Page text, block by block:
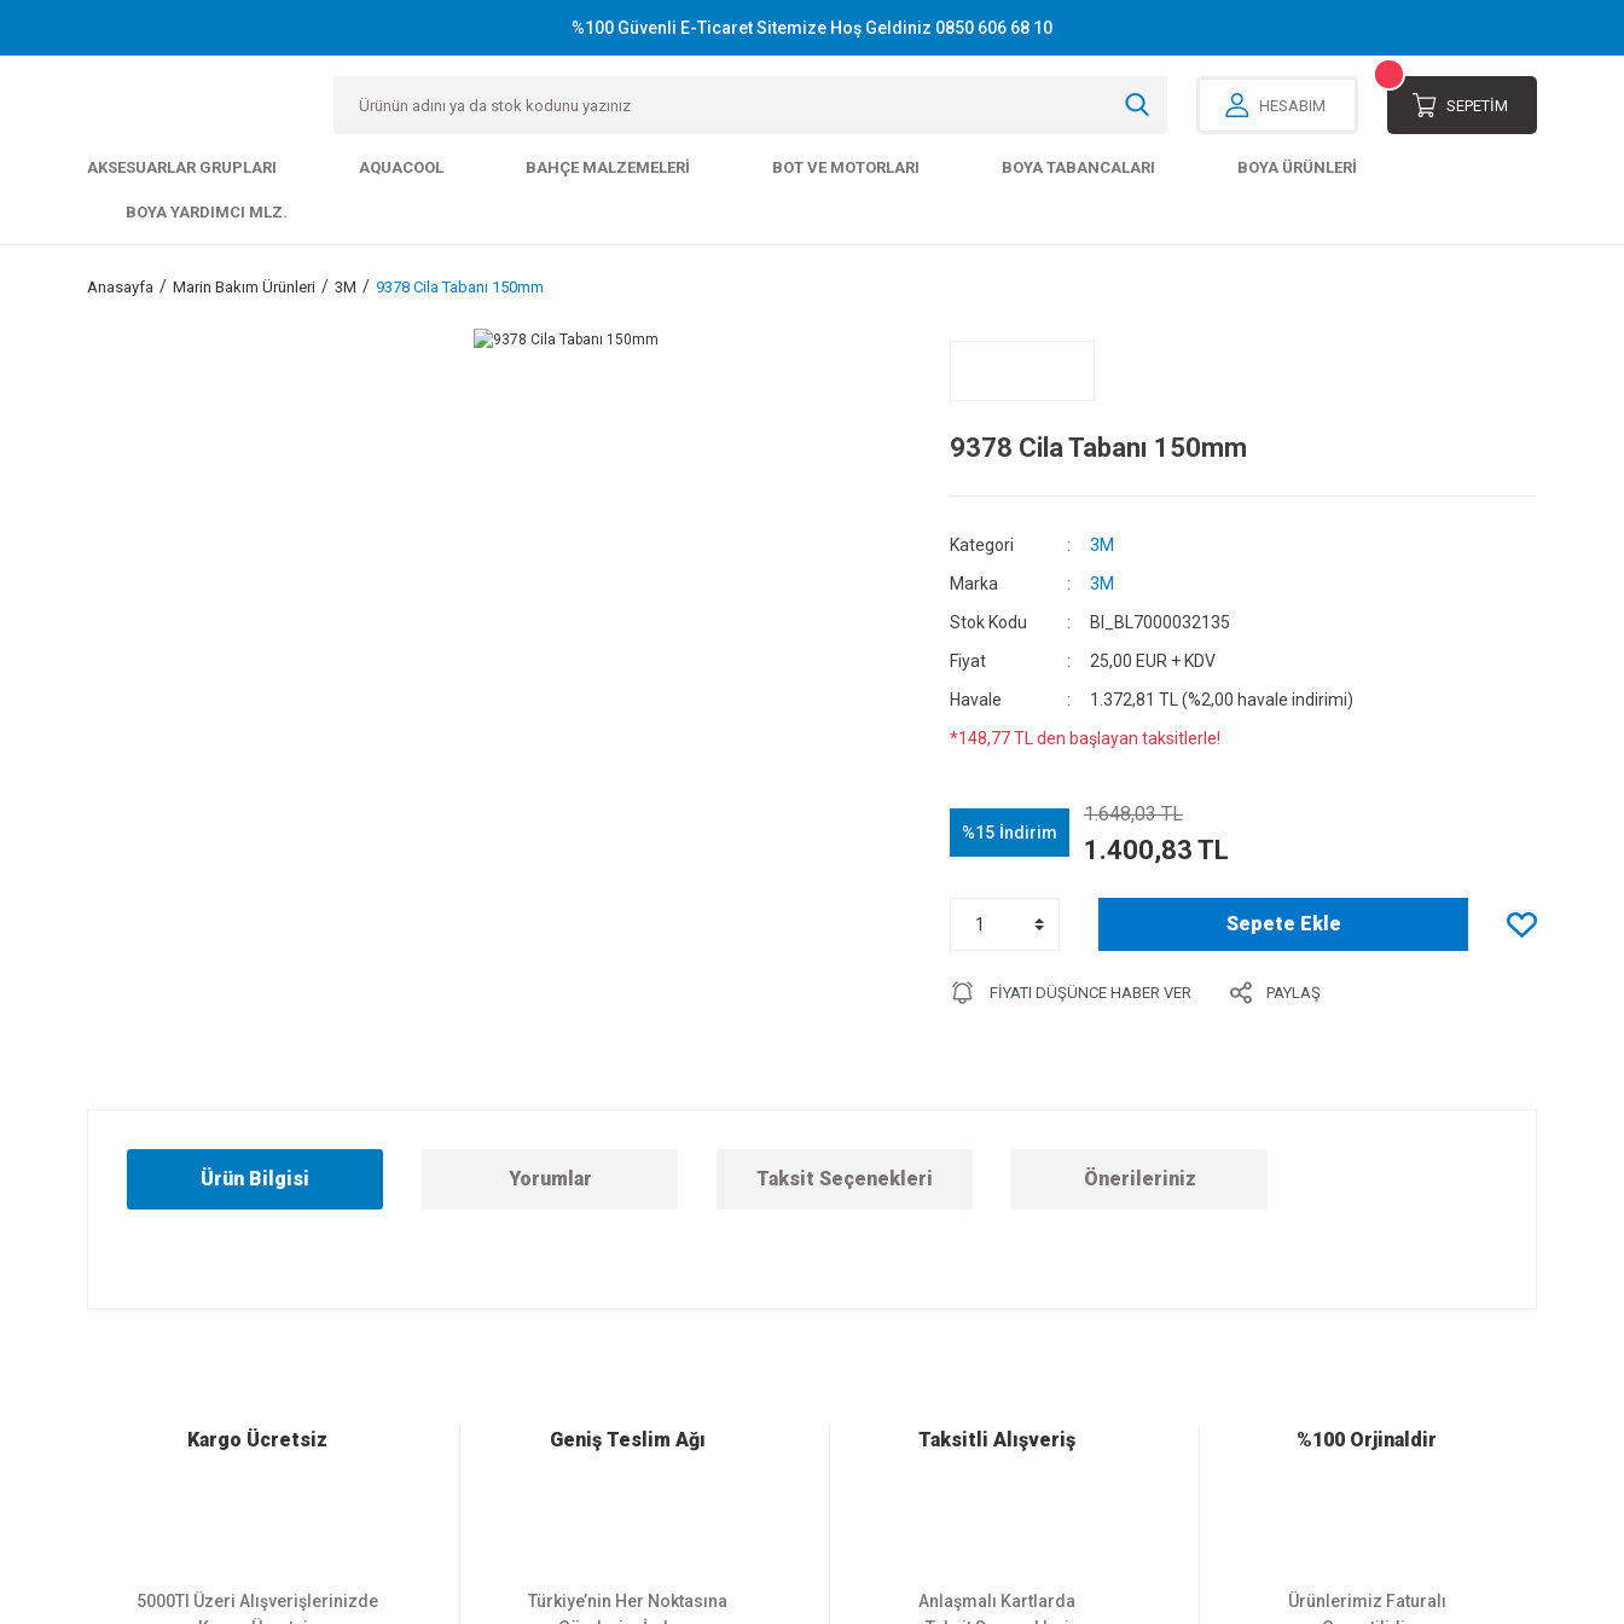
%100 Güvenli E-Ticaret Sitemize Hoş Geldiniz 0850 606 68 10
HESABIM SEPETİM
AKSESUARLAR GRUPLARI AQUACOOL BAHÇE MALZEMELERI BOT VE MOTORLARI BOYA TABANCALARI BOYA ÜRÜNLERI
BOYA YARDIMCI MLZ.
Anasayfa Marin Bakım Ürünleri 3M 9378 Cila Tabanı 150mm
9378 Cila Tabanı 150mm
Kategori
3M
Marka
3M
Stok Kodu
Bl_BL7000032135
Fiyat
25,00 EUR + KDV
Havale
1.372,81 TL (%2,00 havale indirimi)
*148,77 TL den başlayan taksitlerle!
%15 İndirim
1.648,03 TL
1.400,83 TL
Sepete Ekle
FIYATI DÜŞÜNCE HABER VER PAYLAŞ
Ürün Bilgisi Yorumlar Taksit Seçenekleri Önerileriniz
Ürün bilgilerinde hatalar bulunuyor.
Kargo Ücretsiz
5000Tl Üzeri Alışverişlerinizde
Geniş Teslim Ağı
Türkiye’nin Her Noktasına
Taksitli Alışveriş
Anlaşmalı Kartlarda
%100 Orjinaldir
Ürünlerimiz Faturalı